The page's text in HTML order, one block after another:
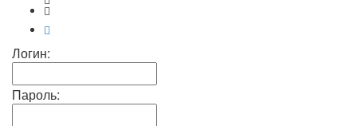
Логин:
Пароль: